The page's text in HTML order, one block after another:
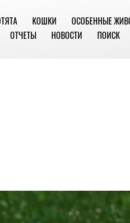
КОШКИ ОСОБЕННЫЕ
ОТЧЕТЫ НОВОСТИ ПОИСК